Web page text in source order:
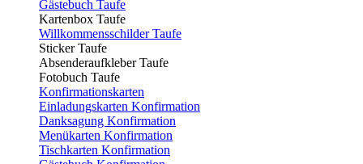
Gästebuch Taufe
Kartenbox Taufe
Willkommensschilder Taufe
Sticker Taufe
Absenderaufkleber Taufe
Fotobuch Taufe
Konfirmationskarten
Einladungskarten Konfirmation
Danksagung Konfirmation
Menükarten Konfirmation
Tischkarten Konfirmation